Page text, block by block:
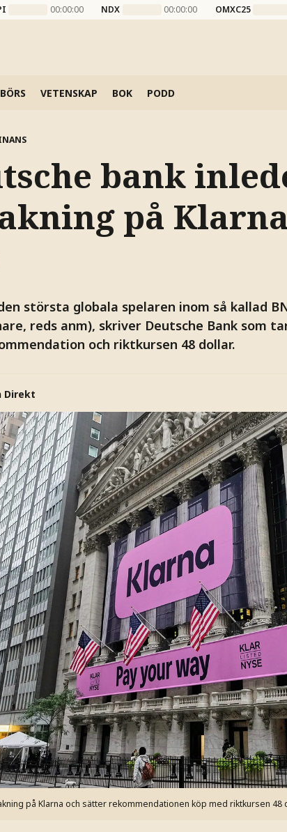
00:00:00 NDX 00:00:00 OMXC25
BÖRS VETENSKAP BOK PODD
bank
på
största globala spelaren inom så kallad
reds anm), skriver Deutsche Bank som
och riktkursen 48 dollar.
Direkt
på Klarna och sätter rekommendationen köp med riktkursen 48